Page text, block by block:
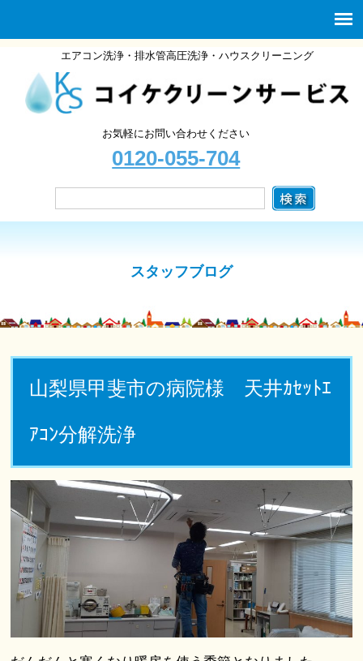
エアコン洗浄・排水管高圧洗浄・ハウスクリーニング
お気軽にお問い合わせください
0120-055-704
スタッフブログ
山梨県甲斐市の病院様 天井ｶｾｯﾄｴ
ｱｺﾝ分解洗浄